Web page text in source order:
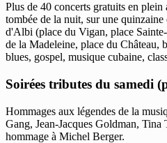
Plus de 40 concerts gratuits en plein
tombée de la nuit, sur une
d'Albi (place du Vigan, place
de la Madeleine, place du Château,
blues, gospel, musique cubaine,
Soirées tributes du samedi
Hommages aux légendes de la
Gang, Jean-Jacques Goldman,
hommage à Michel Berger.